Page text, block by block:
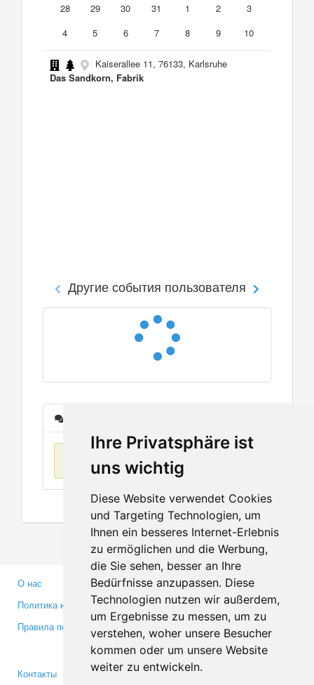
Ihre Privatsphäre ist
uns wichtig
Diese Website verwendet Cookies
und Targeting Technologien, um
Ihnen ein besseres Internet-Erlebnis
zu ermöglichen und die Werbung,
die Sie sehen, besser an Ihre
Bedürfnisse anzupassen. Diese
Technologien nutzen wir außerdem,
um Ergebnisse zu messen, um zu
verstehen, woher unsere Besucher
kommen oder um unsere Website
weiter zu entwickeln.
28
29 30 31 1 2
3
4
5 6 7 8 9 10
Kaiserallee 11, 76133, Karlsruhe
Das Sandkorn, Fabrik
Другие события пользователя
О нас
Политика конфиденциальности
Правила пользования
Партнерам
Инвесторам
Медиа
Контакты
Facebook